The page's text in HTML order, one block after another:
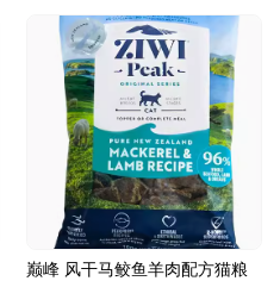
巅峰 风干马鲛鱼羊肉配方猫粮